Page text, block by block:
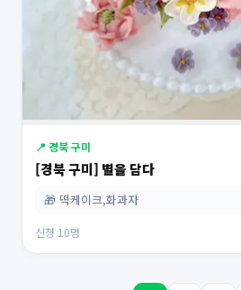
📍 경북 구미
[경북 구미] 별을 담다
🎁 떡케이크,화과자
신청 10명